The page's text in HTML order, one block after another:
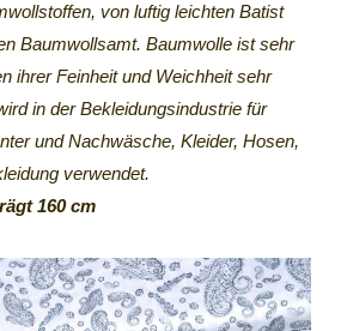
von luftig leichten Batist
Baumwollsamt. Baumwolle ist sehr
ihrer Feinheit und Weichheit sehr
in der Bekleidungsindustrie für
und Nachwäsche, Kleider, Hosen,
verwendet.
160 cm